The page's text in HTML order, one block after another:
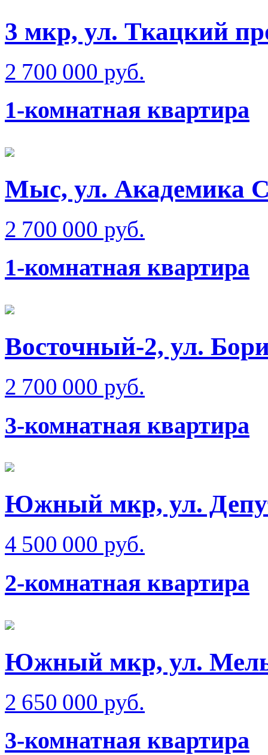
3 мкр, ул. Ткацкий
2 700 000 руб.
1-комнатная квартира
Мыс, ул. Академика
2 700 000 руб.
1-комнатная квартира
Восточный-2, ул.
2 700 000 руб.
3-комнатная квартира
Южный мкр, ул.
4 500 000 руб.
2-комнатная квартира
Южный мкр, ул.
2 650 000 руб.
3-комнатная квартира